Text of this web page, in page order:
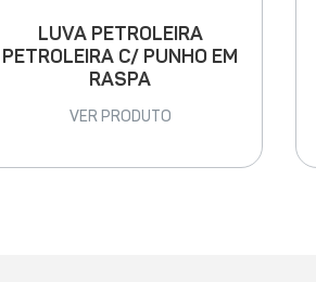
LUVA PETROLEIRA
PETROLEIRA C/ PUNHO EM
RASPA
VER PRODUTO